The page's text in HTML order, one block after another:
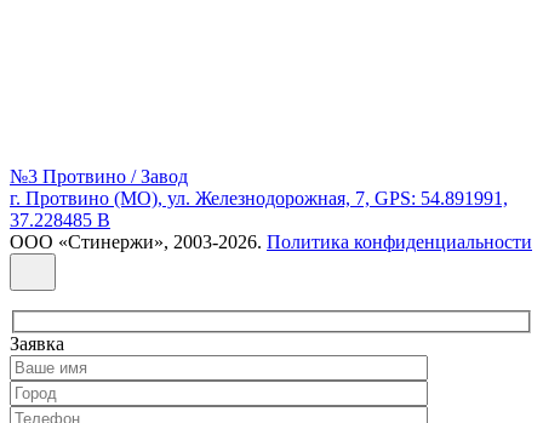
№3 Протвино / Завод
г. Протвино (МО), ул. Железнодорожная, 7, GPS: 54.891991,
37.228485 В
ООО «Стинержи», 2003-2026. Политика конфиденциальности
Заявка